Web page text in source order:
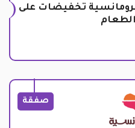
تخفيضات على
صفقة